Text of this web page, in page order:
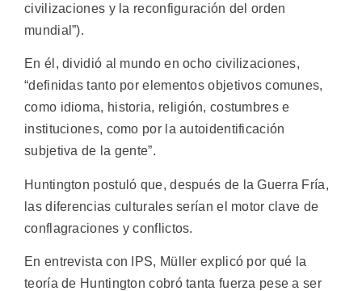
civilizaciones y la reconfiguración del orden
mundial”).
En él, dividió al mundo en ocho civilizaciones,
“definidas tanto por elementos objetivos comunes,
como idioma, historia, religión, costumbres e
instituciones, como por la autoidentificación
subjetiva de la gente”.
Huntington postuló que, después de la Guerra Fría,
las diferencias culturales serían el motor clave de
conflagraciones y conflictos.
En entrevista con IPS, Müller explicó por qué la
teoría de Huntington cobró tanta fuerza pese a ser